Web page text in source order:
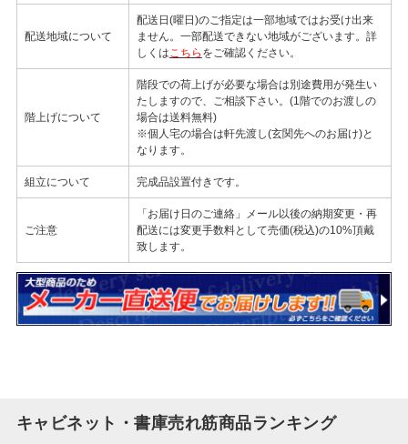
配送地域について
配送日(曜日)のご指定は一部地域ではお受け出来
ません。一部配送できない地域がございます。詳
しくは こちら をご確認ください。
階上げについて
階段での荷上げが必要な場合は別途費用が発生い
たしますので、ご相談下さい。(1階でのお渡しの
場合は送料無料)
※個人宅の場合は軒先渡し(玄関先へのお届け)と
なります。
組立について 完成品設置付きです。
ご注意
「お届け日のご連絡」メール以後の納期変更・再
配送には変更手数料として売価(税込)の10%頂戴
致します。
キャビネット・書庫売れ筋商品ランキング